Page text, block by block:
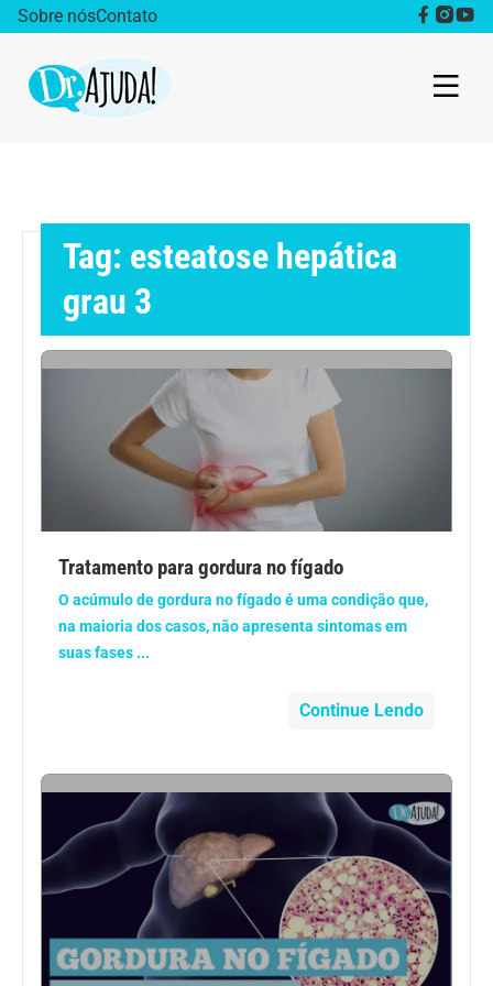
Sobre nósContato
Obesidade
Destaque
Bem estar
Saúde da mulher
Anestesia
Aparelho Digestivo
Cirurgia Plástica
Dengue
Tag: esteatose hepática
grau 3
Tratamento para gordura no fígado
O acúmulo de gordura no fígado é uma condição que,
na maioria dos casos, não apresenta sintomas em
suas fases ...
Continue Lendo